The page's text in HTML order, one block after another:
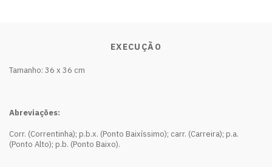
EXECUÇÃO
Tamanho: 36 x 36 cm
Abreviações:
Corr. (Correntinha); p.b.x. (Ponto Baixíssimo); carr. (Carreira); p.a.
(Ponto Alto); p.b. (Ponto Baixo).